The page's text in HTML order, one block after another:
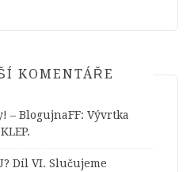
KOMENTÁŘE
– BlogujnaFF: Vývrtka
Díl VI. Slučujeme